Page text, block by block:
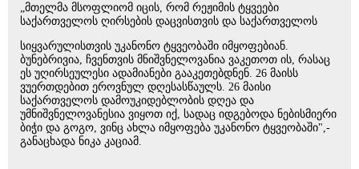
„მთელმა მსოფლიომ იცის, რომ რეჟიმის ტყვეები
საქართველოს ღირსების დაცვისთვის და საქართველოს
სიყვარულისთვის უკანონო ტყვეობაში იმყოფებიან.
ბუნებრივია, ჩვენთვის მნიშვნელოვანია ვაკეთოთ ის, რასაც
ეს უღირსეულესი ადამიანები გააკეთებდნენ. 26 მაისს
ვუერთდებით ეროვნულ დღესასწაულს. 26 მაისი
საქართველოს დამოუკიდებლობის დღეა და
უმნიშვნელოვანესია ვიყოთ იქ, სადაც იდგებოდა ნებისმიერი
ბიჭი და გოგო, ვინც ახლა იმყოფება უკანონო ტყვეობაში",-
განაცხადა ნიკა კაციამ.